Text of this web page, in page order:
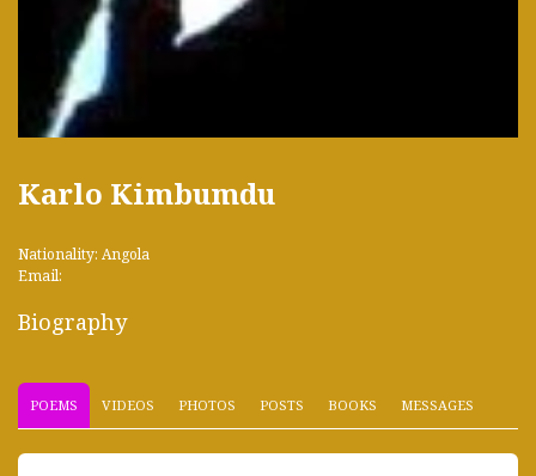
Karlo Kimbumdu
Nationality: Angola
Email:
Biography
POEMS VIDEOS PHOTOS POSTS BOOKS MESSAGES